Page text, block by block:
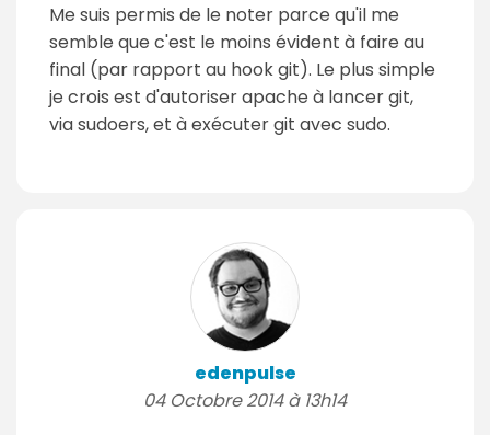
Me suis permis de le noter parce qu'il me
semble que c'est le moins évident à faire au
final (par rapport au hook git). Le plus simple
je crois est d'autoriser apache à lancer git,
via sudoers, et à exécuter git avec sudo.
edenpulse
04 Octobre 2014 à 13h14